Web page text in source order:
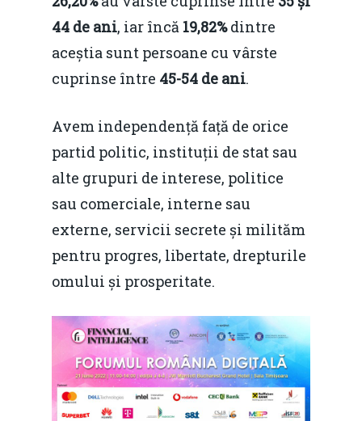
44 de ani, iar încă 19,82%dintre
aceștia sunt persoane cu vârste
cuprinse între 45-54 de ani.
Avem independență față de orice
partid politic, instituții de stat sau
alte grupuri de interese, politice
sau comerciale, interne sau
externe, servicii secrete și milităm
pentru progres, libertate, drepturile
omului și prosperitate.